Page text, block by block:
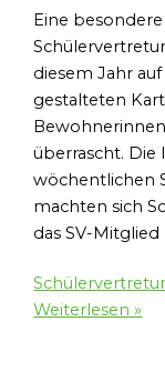
Eine
diesem Jahr
gestalteten
überrascht. Die
wöchentlichen
machten sich
das SV-
Weiterlesen »